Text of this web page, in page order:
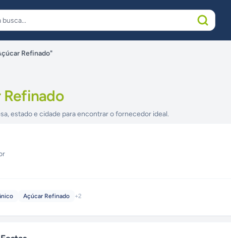
Refinado"
estado e cidade para encontrar o fornecedor ideal.
Açúcar Refinado +2